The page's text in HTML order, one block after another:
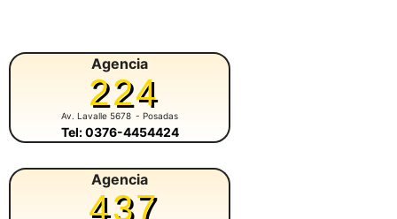
Agencia
224
Av. Lavalle 5678 - Posadas
Tel: 0376-4454424
Agencia
437